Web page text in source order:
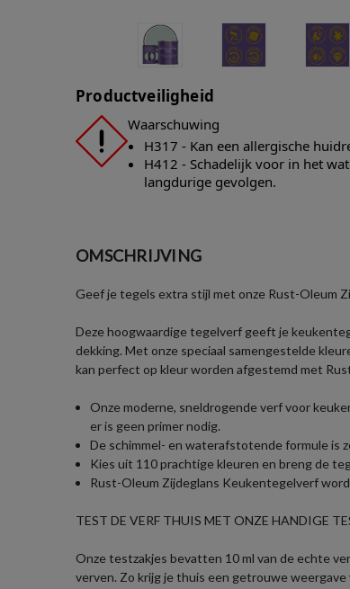
Productveiligheid
Waarschuwing
H317 - Kan een allergische
H412 - Schadelijk voor in het
langdurige gevolgen.
OMSCHRIJVING
Geef je tegels extra stijl met onze Rust-Oleum
Deze hoogwaardige tegelverf geeft je
dekking. Met onze speciaal samengestelde
kan perfect op kleur worden afgestemd met
Onze moderne, sneldrogende verf voor
er is geen primer nodig.
De schimmel- en waterafstotende formule is
Kies uit 110 prachtige kleuren en breng de
Rust-Oleum Zijdeglans Keukentegelverf
TEST DE VERF THUIS MET ONZE HANDIGE
Onze testzakjes bevatten 10 ml van de echte
verven. Zo krijg je thuis een getrouwe weergave